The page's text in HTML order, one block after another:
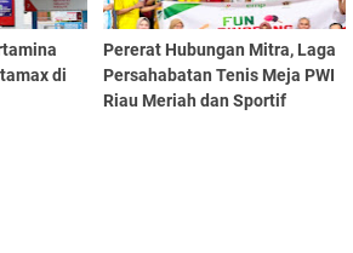
di
Pererat Hubungan Mitra, Laga
Persahabatan Tenis Meja PWI
Riau Meriah dan Sportif